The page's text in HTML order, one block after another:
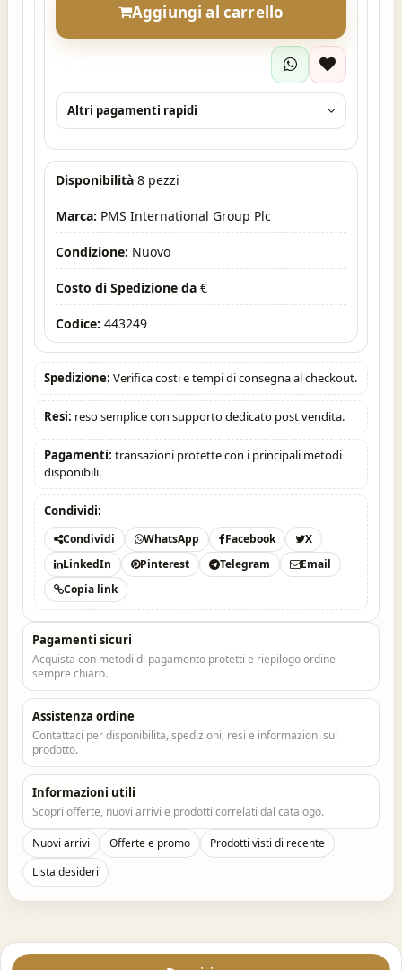
Aggiungi al carrello
Altri pagamenti rapidi
Disponibilità 8 pezzi
Marca: PMS International Group Plc
Condizione: Nuovo
Costo di Spedizione da €
Codice: 443249
Spedizione: Verifica costi e tempi di consegna al checkout.
Resi: reso semplice con supporto dedicato post vendita.
Pagamenti: transazioni protette con i principali metodi
disponibili.
Condividi:
Condividi WhatsApp Facebook
X
LinkedIn
Pinterest Telegram
Email
Copia link
Pagamenti sicuri
Acquista con metodi di pagamento protetti e riepilogo ordine
sempre chiaro.
Assistenza ordine
Contattaci per disponibilita, spedizioni, resi e informazioni sul
prodotto.
Informazioni utili
Scopri offerte, nuovi arrivi e prodotti correlati dal catalogo.
Nuovi arrivi Offerte e promo
Prodotti visti di recente
Lista desideri